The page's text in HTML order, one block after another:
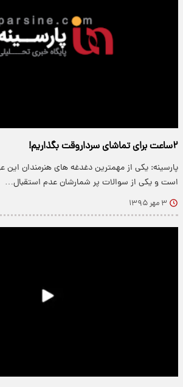
۲ساعت برای تماشای سرداروقت بگذاریم!
پارسینه: یکی از مهمترین دغدغه های هنرمندان این
است و یکی از سوالات پر شمارشان عدم استقبال…
۳ مهر ۱۳۹۵